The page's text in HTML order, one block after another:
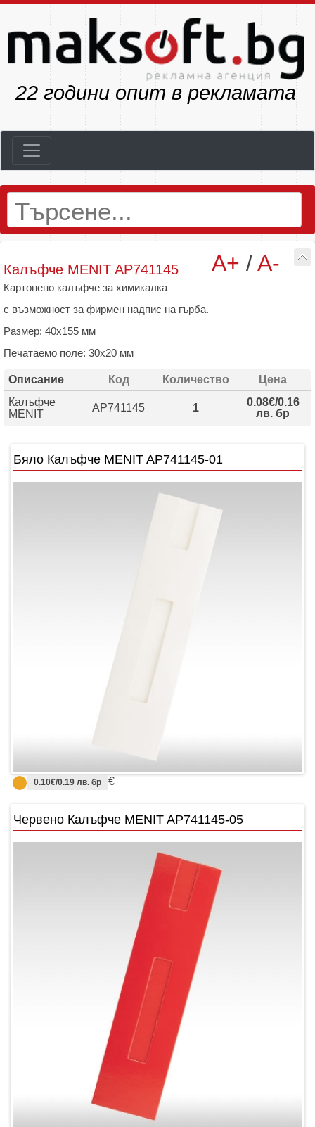
25 години опит в рекламата
A+ /A-
Калъфче MENIT AP741145
Картонено калъфче за химикалка
с възможност за фирмен надпис на гърба.
Размер: 40х155 мм
Печатаемо поле: 30х20 мм
Описание Код Количество
Цена
Калъфче
MENIT
AP741145 1
0.08€/0.16
лв. бр
Бяло Калъфче MENIT AP741145-01
0.10€/0.19 лв. бр €
Червено Калъфче MENIT AP741145-05